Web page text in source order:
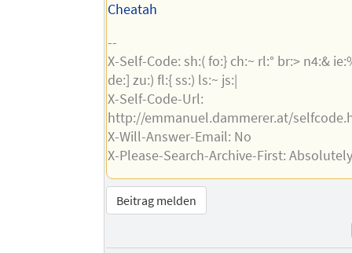
Cheatah
--
X-Self-Code: sh:( fo:} ch:~ rl:° br:> n4:&
de:] zu:) fl:{ ss:) ls:~ js:|
X-Self-Code-Url:
http://emmanuel.dammerer.at/
X-Will-Answer-Email: No
X-Please-Search-Archive-First:
Beitrag melden